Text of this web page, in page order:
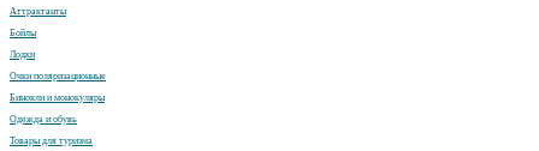
Аттрактанты
Бойлы
Лодки
Очки поляризационные
Бинокли и монокуляры
Одежда и обувь
Товары для туризма